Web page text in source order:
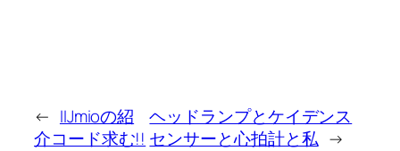
← IIJmioの紹
介コード求む!!
ヘッドランプとケイデンス
センサーと心拍計と私 →